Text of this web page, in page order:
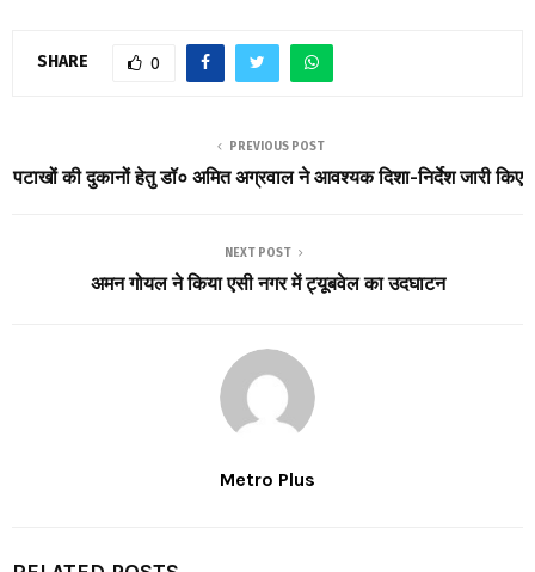
SHARE 0
PREVIOUS POST
पटाखों की दुकानों हेतु डॉ० अमित अग्रवाल ने आवश्यक दिशा-निर्देश जारी किए
NEXT POST
अमन गोयल ने किया एसी नगर में ट्यूबवेल का उदघाटन
Metro Plus